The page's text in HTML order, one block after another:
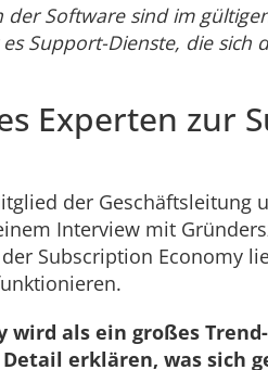
der Software sind im
Support-Dienste, die sich
Experten zur
der Geschäftsleitung
Interview mit
Subscription Economy
wird als ein großes
erklären, was sich